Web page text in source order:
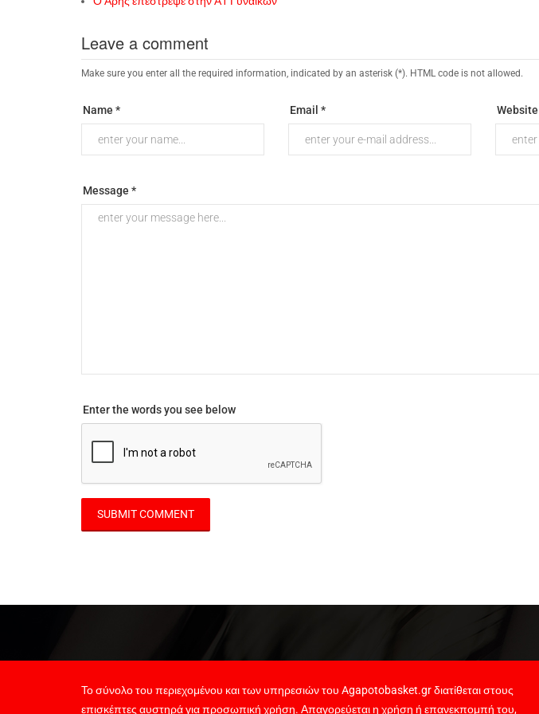
Leave a comment
Make sure you enter all the required information, indicated by an asterisk (*). HTML code is not allowed.
Name * Email * Website
Message *
Enter the words you see below
Το σύνολο του περιεχομένου και των υπηρεσιών του Agapotobasket.gr διατίθεται στους
επισκέπτες αυστηρά για προσωπική χρήση. Απαγορεύεται η χρήση ή επανεκπομπή του,